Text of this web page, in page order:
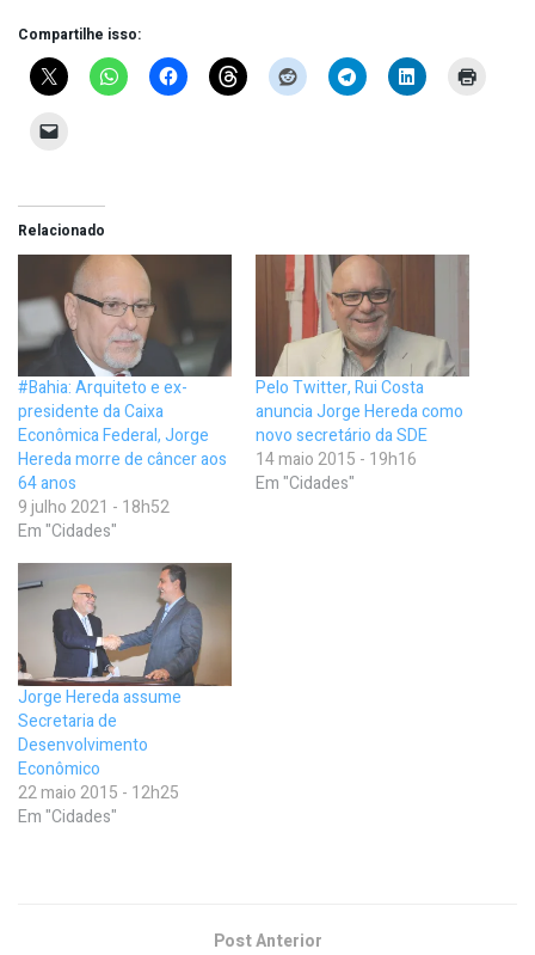
Compartilhe isso:
Relacionado
#Bahia: Arquiteto e ex-
presidente da Caixa
Econômica Federal, Jorge
Hereda morre de câncer aos
64 anos
9 julho 2021 - 18h52
Em "Cidades"
Pelo Twitter, Rui Costa
anuncia Jorge Hereda como
novo secretário da SDE
14 maio 2015 - 19h16
Em "Cidades"
Jorge Hereda assume
Secretaria de
Desenvolvimento
Econômico
22 maio 2015 - 12h25
Em "Cidades"
Post Anterior